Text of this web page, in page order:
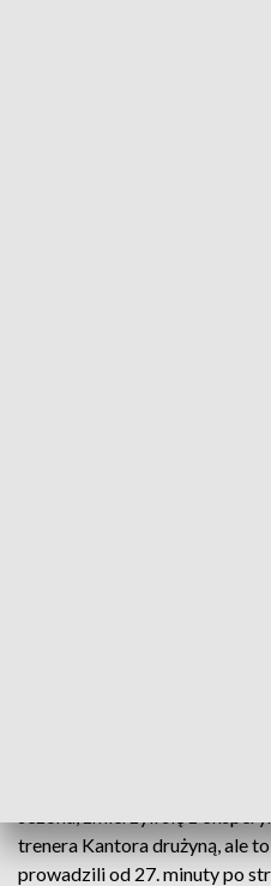
trenera Kantora drużyną, ale
prowadzili od 27. minuty po